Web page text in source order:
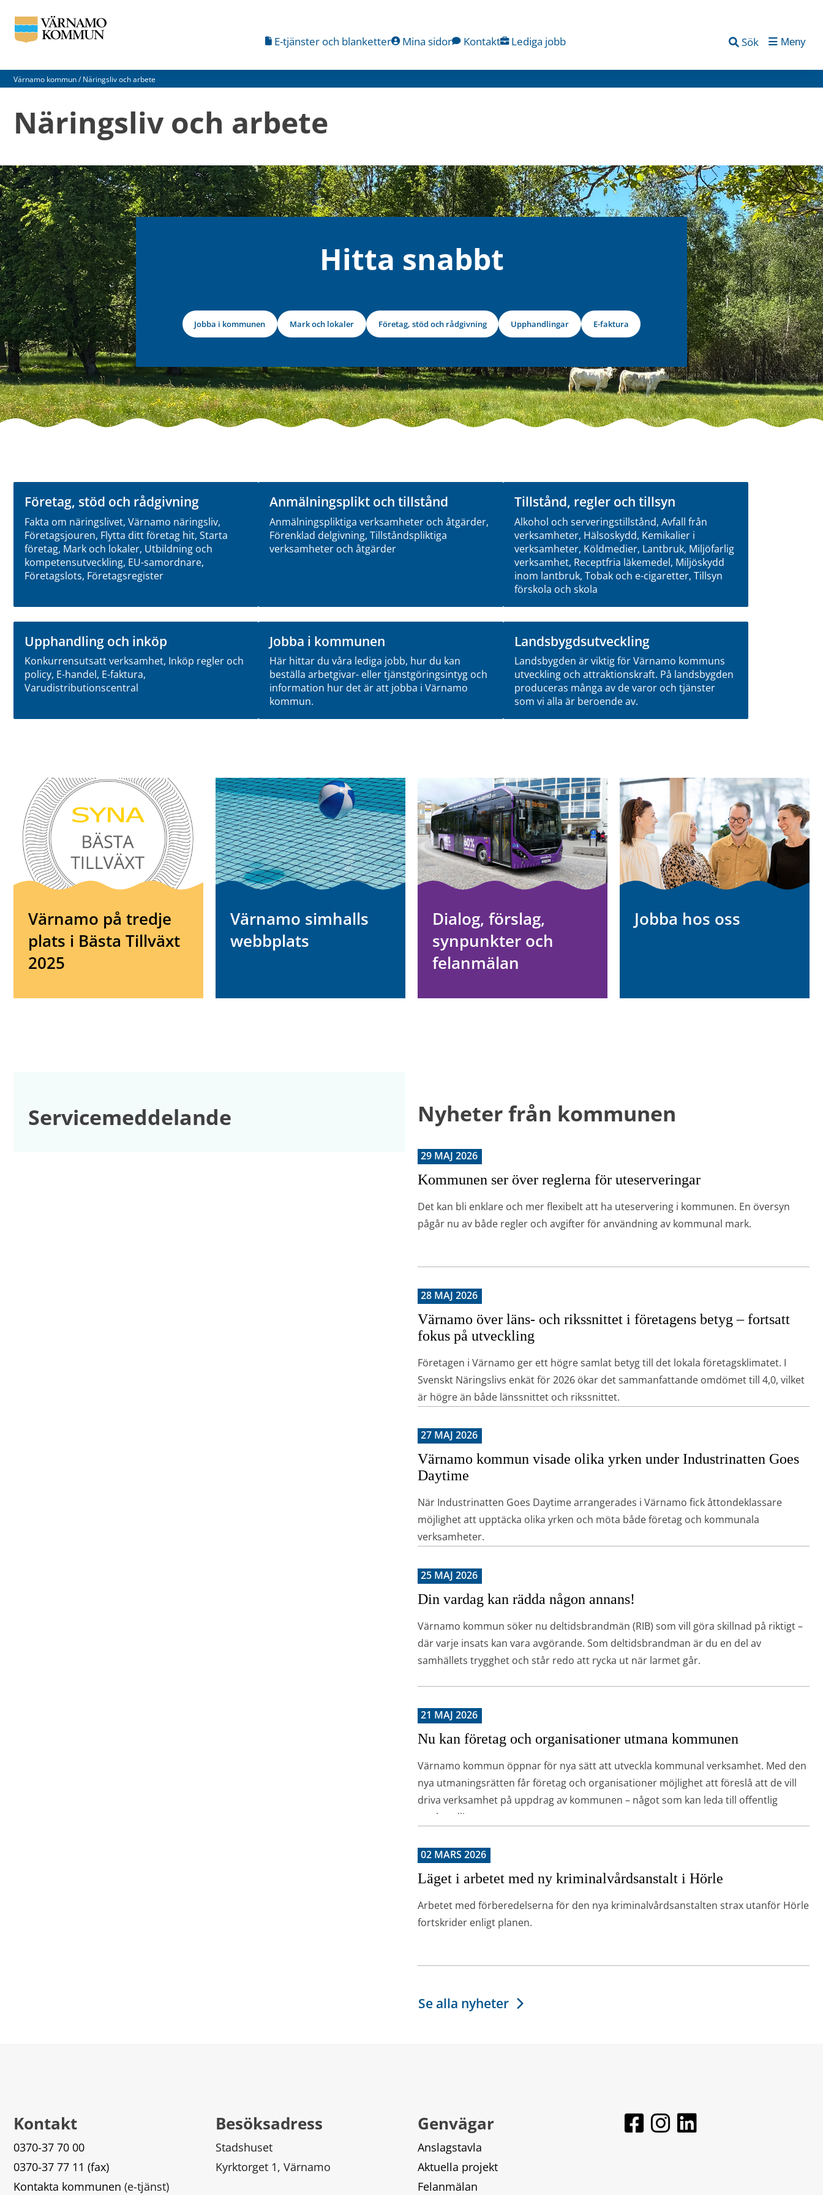
E-tjänster och blanketter Mina sidor Kontakt Lediga jobb Sök Meny
Värnamo kommun/ Näringsliv och arbete
Näringsliv och arbete
Hitta snabbt
Jobba i kommunen Mark och lokaler Företag, stöd och rådgivning Upphandlingar E-faktura
Företag, stöd och rådgivning
Fakta om näringslivet, Värnamo näringsliv,
Företagsjouren, Flytta ditt företag hit, Starta
företag, Mark och lokaler, Utbildning och
kompetensutveckling, EU-samordnare,
Företagslots, Företagsregister
Anmälningsplikt och tillstånd
Anmälningspliktiga verksamheter och åtgärder,
Förenklad delgivning, Tillståndspliktiga
verksamheter och åtgärder
Tillstånd, regler och tillsyn
Alkohol och serveringstillstånd, Avfall från
verksamheter, Hälsoskydd, Kemikalier i
verksamheter, Köldmedier, Lantbruk, Miljöfarlig
verksamhet, Receptfria läkemedel, Miljöskydd
inom lantbruk, Tobak och e-cigaretter, Tillsyn
förskola och skola
Upphandling och inköp
Konkurrensutsatt verksamhet, Inköp regler och
policy, E-handel, E-faktura,
Varudistributionscentral
Jobba i kommunen
Här hittar du våra lediga jobb, hur du kan
beställa arbetgivar- eller tjänstgöringsintyg och
information hur det är att jobba i Värnamo
kommun.
Landsbygdsutveckling
Landsbygden är viktig för Värnamo kommuns
utveckling och attraktionskraft. På landsbygden
produceras många av de varor och tjänster
som vi alla är beroende av.
Värnamo på tredje
plats i Bästa Tillväxt
2025
Värnamo simhalls
webbplats
Dialog, förslag,
synpunkter och
felanmälan
Jobba hos oss
Service­meddelande Nyheter från kommunen
29 MAJ 2026
Kommunen ser över reglerna för uteserveringar
Det kan bli enklare och mer flexibelt att ha uteservering i kommunen. En översyn
pågår nu av både regler och avgifter för användning av kommunal mark.
28 MAJ 2026
Värnamo över läns- och rikssnittet i företagens betyg – fortsatt
fokus på utveckling
Företagen i Värnamo ger ett högre samlat betyg till det lokala företagsklimatet. I
Svenskt Näringslivs enkät för 2026 ökar det sammanfattande omdömet till 4,0, vilket
är högre än både länssnittet och rikssnittet.
27 MAJ 2026
Värnamo kommun visade olika yrken under Industrinatten Goes
Daytime
När Industrinatten Goes Daytime arrangerades i Värnamo fick åttondeklassare
möjlighet att upptäcka olika yrken och möta både företag och kommunala
verksamheter.
25 MAJ 2026
Din vardag kan rädda någon annans!
Värnamo kommun söker nu deltidsbrandmän (RIB) som vill göra skillnad på riktigt –
där varje insats kan vara avgörande. Som deltidsbrandman är du en del av
samhällets trygghet och står redo att rycka ut när larmet går.
21 MAJ 2026
Nu kan företag och organisationer utmana kommunen
Värnamo kommun öppnar för nya sätt att utveckla kommunal verksamhet. Med den
nya utmaningsrätten får företag och organisationer möjlighet att föreslå att de vill
driva verksamhet på uppdrag av kommunen – något som kan leda till offentlig
upphandling.
02 MARS 2026
Läget i arbetet med ny kriminalvårdsanstalt i Hörle
Arbetet med förberedelserna för den nya kriminalvårdsanstalten strax utanför Hörle
fortskrider enligt planen.
Se alla nyheter
Kontakt
0370-37 70 00
0370-37 77 11 (fax)
Kontakta kommunen (e-tjänst)
Besöksadress
Stadshuset
Kyrktorget 1, Värnamo
Genvägar
Anslagstavla
Aktuella projekt
Felanmälan